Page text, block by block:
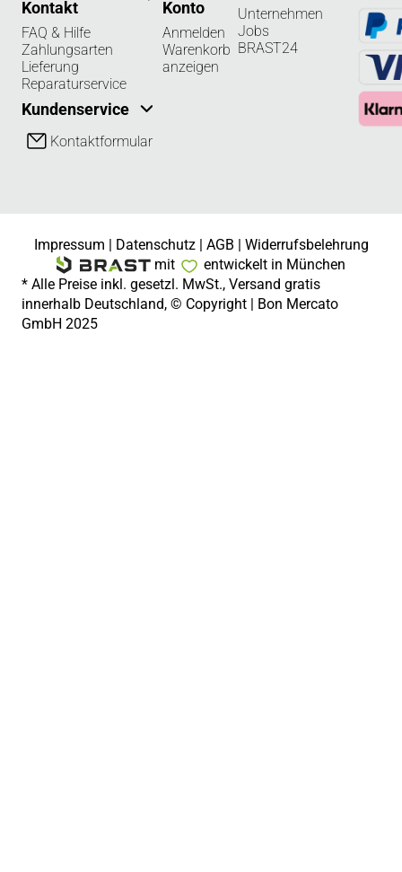
Kontakt
FAQ & Hilfe
Zahlungsarten
Lieferung
Reparaturservice
Kundenservice
Kontaktformular
Konto
Anmelden
Warenkorb
anzeigen
Unternehmen
Jobs
BRAST24
Impressum | Datenschutz| AGB | Widerrufsbelehrung
mit
entwickelt in München
* Alle Preise inkl. gesetzl. MwSt., Versand gratis
innerhalb Deutschland, © Copyright | Bon Mercato
GmbH 2025